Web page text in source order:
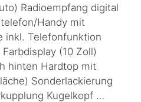
Radioempfang digital
Handy mit
inkl. Telefonfunktion
(10 Zoll)
hinten Hardtop mit
Sonderlackierung
Kugelkopf …